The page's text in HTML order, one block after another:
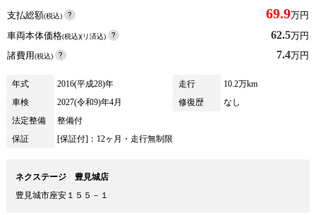
支払総額(税込) 69.9万円
車両本体価格(税込)(リ済込) 62.5万円
諸費用(税込) 7.4万円
年式 2016(平成28)年 走行
10.2万km
車検
2027(令和9)年4月 修復歴
なし
法定整備
整備付
保証
[保証付]：12ヶ月・走行無制限
ネクステージ 豊見城店
豊見城市座安１５５－１